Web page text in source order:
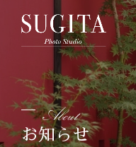
お知らせ